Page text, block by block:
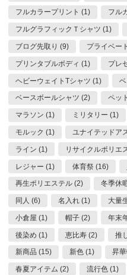
フルカラープリント (1) フル
フルグラフィックＴシャツ (1)
ブログ先取り (9) プライベー
プリンタブルボディ (1) プレ
ヘビーウェイトTシャツ (1)
ベースボールシャツ (2) ペッ
マラソン (1) ミリタリー (1)
モルック (1) ユナイテッドア
ライン (1) リサイクルポリエ
レジャー (1) 体育祭 (16)
再生ポリエステル (2) 冬季休
同人 (6) 名入れ (1) 大量
小倉屋 (1) 帽子 (2) 年末
後染め (1) 恵比寿 (2) 推
新商品 (15) 新色 (1) 昇
春夏アイテム (2) 流行色 (1)